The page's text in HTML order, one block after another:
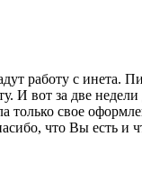
работу с инета.
И вот за две
только свое
что Вы есть и